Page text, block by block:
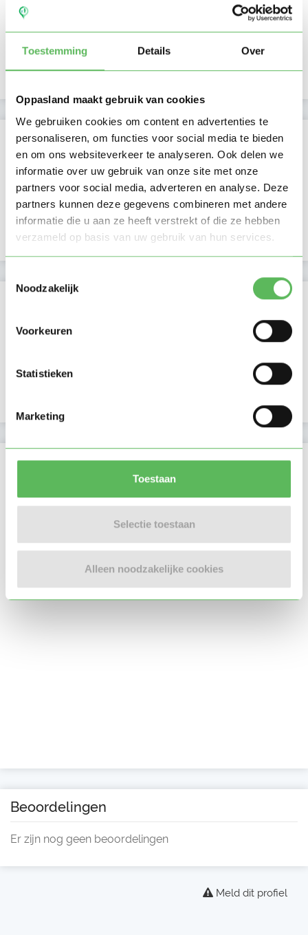
Toestemming Details Over
Oppasland maakt gebruik van cookies
We gebruiken cookies om content en advertenties te
personaliseren, om functies voor social media te bieden
en om ons websiteverkeer te analyseren. Ook delen we
informatie over uw gebruik van onze site met onze
partners voor social media, adverteren en analyse. Deze
partners kunnen deze gegevens combineren met andere
informatie die u aan ze heeft verstrekt of die ze hebben
verzameld op basis van uw gebruik van hun services.
Noodzakelijk
Voorkeuren
Statistieken
Marketing
Toestaan
Selectie toestaan
Alleen noodzakelijke cookies
beschikbaarheid
Vr Za
Zo
Middag
Avond
NIEUW
Activiteit op Oppasland
Laatste activiteit 16-03-2026
Lid sinds 16-03-2026
Profiel bijgewerkt 16-03-2026
Verificaties
E-mailadres is geverifieerd
Locatie oppasadres (Tilburg)
Beoordelingen
Er zijn nog geen beoordelingen
Meld dit profiel